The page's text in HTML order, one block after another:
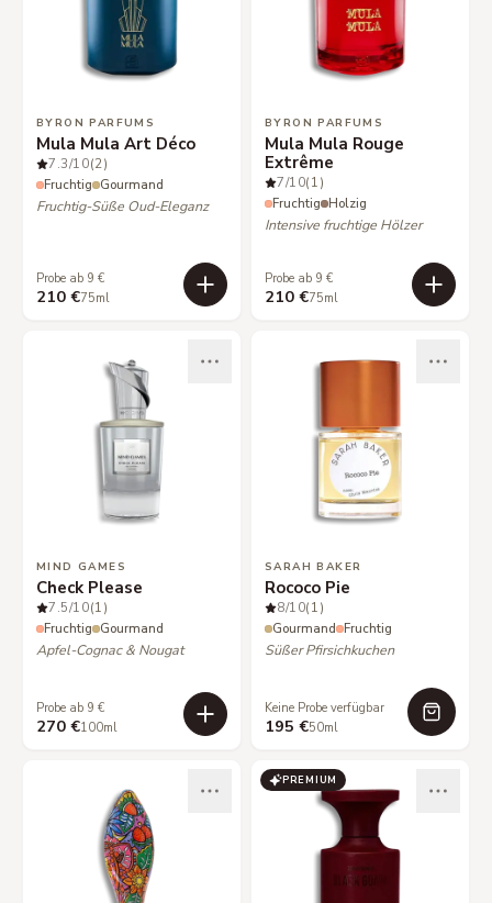
BYRON PARFUMS
Mula Mula Art Déco
7.3/10(2)
Fruchtig Gourmand
Fruchtig-Süße Oud-Eleganz
Probe ab 9 €
210 €75ml
BYRON PARFUMS
Mula Mula Rouge
Extrême
7/10(1)
Fruchtig Holzig
Intensive fruchtige Hölzer
Probe ab 9 €
210 €75ml
MIND GAMES
Check Please
7.5/10(1)
Fruchtig Gourmand
Apfel-Cognac & Nougat
Probe ab 9 €
270 €100ml
SARAH BAKER
Rococo Pie
8/10(1)
Gourmand Fruchtig
Süßer Pfirsichkuchen
Keine Probe verfügbar
195 €50ml
PREMIUM